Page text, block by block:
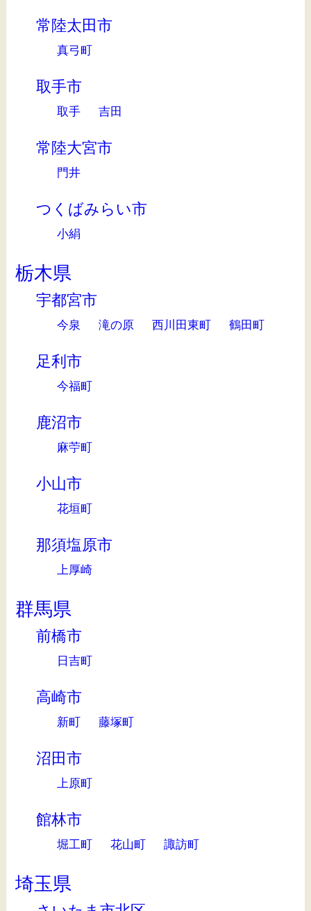
常陸太田市
真弓町
取手市
取手 吉田
常陸大宮市
門井
つくばみらい市
小絹
栃木県
宇都宮市
今泉 滝の原 西川田東町 鶴田町
足利市
今福町
鹿沼市
麻苧町
小山市
花垣町
那須塩原市
上厚崎
群馬県
前橋市
日吉町
高崎市
新町 藤塚町
沼田市
上原町
館林市
堀工町 花山町 諏訪町
埼玉県